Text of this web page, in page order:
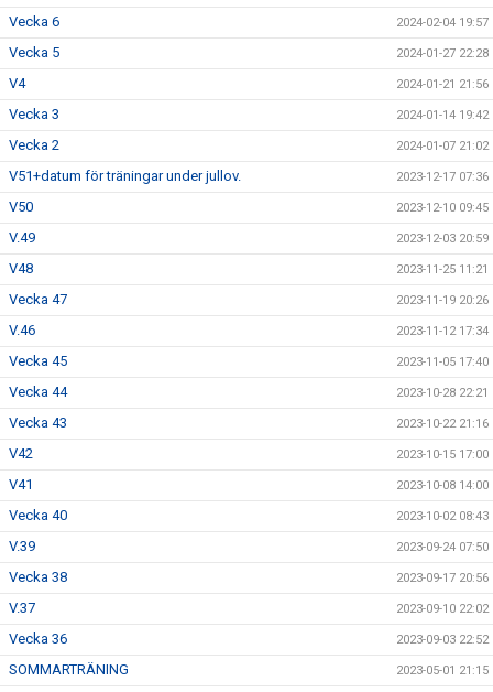
Vecka 6 2024-02-04 19:57
Vecka 5 2024-01-27 22:28
V4 2024-01-21 21:56
Vecka 3 2024-01-14 19:42
Vecka 2 2024-01-07 21:02
V51+datum för träningar under jullov. 2023-12-17 07:36
V50 2023-12-10 09:45
V.49 2023-12-03 20:59
V48 2023-11-25 11:21
Vecka 47 2023-11-19 20:26
V.46 2023-11-12 17:34
Vecka 45 2023-11-05 17:40
Vecka 44 2023-10-28 22:21
Vecka 43 2023-10-22 21:16
V42 2023-10-15 17:00
V41 2023-10-08 14:00
Vecka 40 2023-10-02 08:43
V.39 2023-09-24 07:50
Vecka 38 2023-09-17 20:56
V.37 2023-09-10 22:02
Vecka 36 2023-09-03 22:52
SOMMARTRÄNING 2023-05-01 21:15